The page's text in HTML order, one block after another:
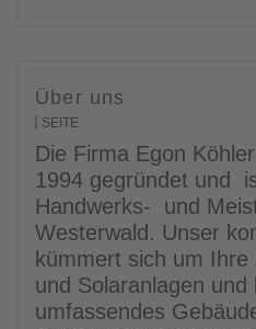
Über uns
SEITE
Die Firma Egon
1994 gegründet und
Handwerks- und
Westerwald. Unser
kümmert sich um
und Solaranlagen und
umfassendes